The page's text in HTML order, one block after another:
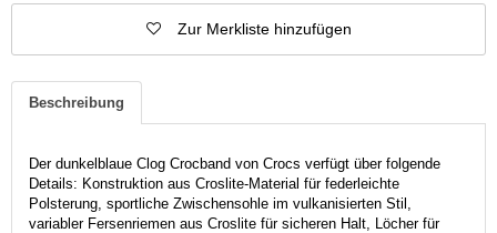
Zur Merkliste hinzufügen
Beschreibung
Der dunkelblaue Clog Crocband von Crocs verfügt über folgende
Details: Konstruktion aus Croslite-Material für federleichte
Polsterung, sportliche Zwischensohle im vulkanisierten Stil,
variabler Fersenriemen aus Croslite für sicheren Halt, Löcher für